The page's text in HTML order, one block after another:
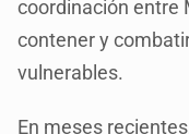
coordinación entre
contener y
vulnerables.
En meses